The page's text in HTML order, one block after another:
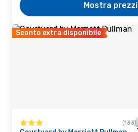
Mostra prezzi
Sconto extra disponibile
(133)